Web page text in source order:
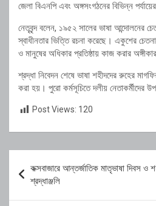
জেলা বিএনপি এবং অঙ্গসংগঠনের বিভিন্ন পর্যায়ের
নেতৃবৃন্দ বলেন, ১৯৫২ সালের ভাষা আন্দোলনের
স্বাধীনতার ভিত্তি রচনা করেছে। একুশের
ও মানুষের অধিকার প্রতিষ্ঠায় কাজ করার
শ্রদ্ধা নিবেদন শেষে ভাষা শহীদদের রুহের
করা হয়। পুরো কর্মসূচিতে দলীয় নেতাকর্মীদের
Post Views: 120
navigation
কক্সবাজারে আন্তর্জাতিক মাতৃভাষা দিবস ও
শ্রদ্ধাঞ্জলি